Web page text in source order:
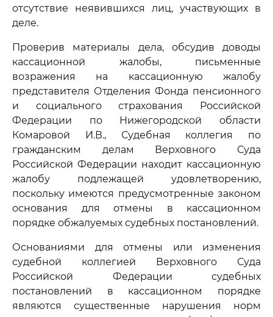
отсутствие неявившихся лиц, участвующих в
деле.
Проверив материалы дела, обсудив доводы
кассационной жалобы, письменные
возражения на кассационную жалобу
представителя Отделения Фонда пенсионного
и социального страхования Российской
Федерации по Нижегородской области
Комаровой И.В., Судебная коллегия по
гражданским делам Верховного Суда
Российской Федерации находит кассационную
жалобу подлежащей удовлетворению,
поскольку имеются предусмотренные законом
основания для отмены в кассационном
порядке обжалуемых судебных постановлений.
Основаниями для отмены или изменения
судебной коллегией Верховного Суда
Российской Федерации судебных
постановлений в кассационном порядке
являются существенные нарушения норм